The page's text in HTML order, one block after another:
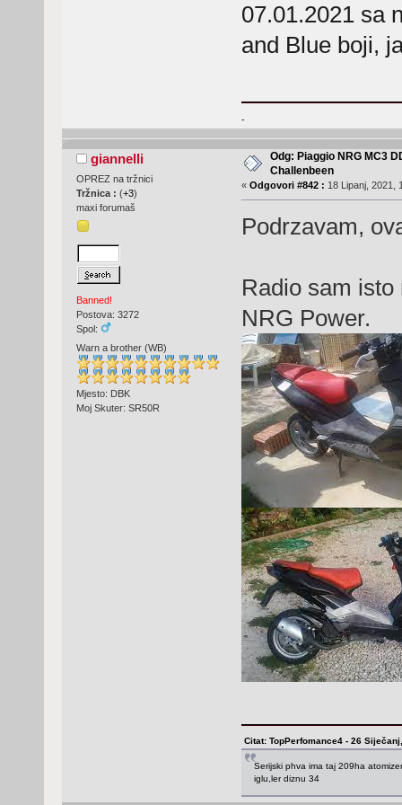
07.01.2021 sa
and Blue boji,
-
giannelli
OPREZ na tržnici
Tržnica : (+3)
maxi forumaš
Banned!
Postova: 3272
Spol:
Warn a brother (WB)
Mjesto: DBK
Moj Skuter: SR50R
Odg: Piaggio NRG MC3
Challenbeen
« Odgovori #842 : 18 Lipanj, 2021,
Podrzavam,
Radio sam
NRG Power.
Citat: TopPerfomance4 - 26
Serijski phva ima taj 209ha
iglu,ler diznu 34